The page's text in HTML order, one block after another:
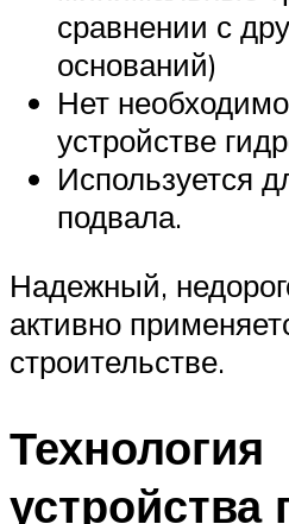
сравнении с
оснований)
Нет
устройстве
Используется
подвала.
Надежный,
активно
строительстве.
Технология
устройства